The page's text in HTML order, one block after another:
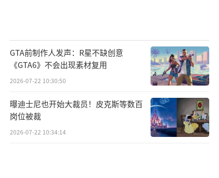
GTA前制作人发声：R星不缺创意
《GTA6》不会出现素材复用
2026-07-22 10:30:50
曝迪士尼也开始大裁员！皮克斯等数百
岗位被裁
2026-07-22 10:34:14